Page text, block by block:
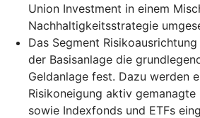
Union Investment in einem
Nachhaltigkeitsstrategie
Das Segment
der Basisanlage die
Geldanlage fest. Dazu werden
Risikoneigung aktiv
sowie Indexfonds und ETFs